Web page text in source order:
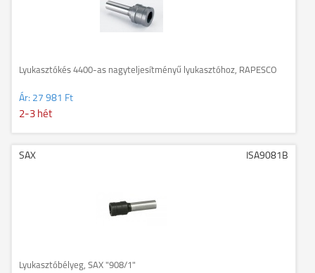
Lyukasztókés 4400-as nagyteljesítményű lyukasztóhoz, RAPESCO
Ár: 27 981 Ft
2-3 hét
SAX ISA9081B
Lyukasztóbélyeg, SAX "908/1"